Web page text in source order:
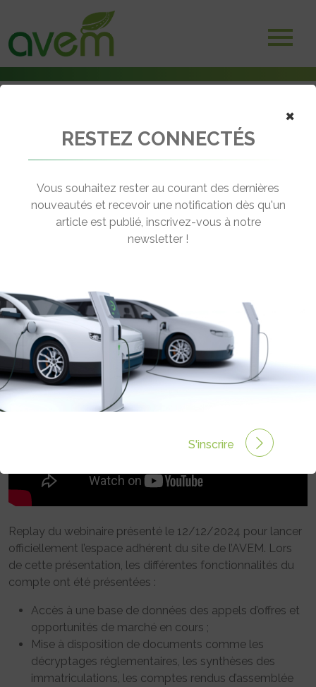
Webinaire de présentation de l’espace adhérent
← Revenir aux vidéos
WEBINAIRE DE PRÉSENTATION DE
Replay du webinaire présenté le 12/12/2024 pour lancer
officiellement l’espace adhérent du site de l’AVEM. Lors
de cette présentation, les différentes fonctionnalités du
compte ont été présentées :
Accès à une base de données des appels d’offres et
opportunités de marché en cours ;
Mise à disposition de documents comme les
décryptages réglementaires, les synthèses des
immatriculations, les comptes rendus d’assemblée
×
RESTEZ CONNECTÉS
Vous souhaitez rester au courant des dernières
nouveautés et recevoir une notification dès qu'un
article est publié, inscrivez-vous à notre
newsletter !
S'inscrire